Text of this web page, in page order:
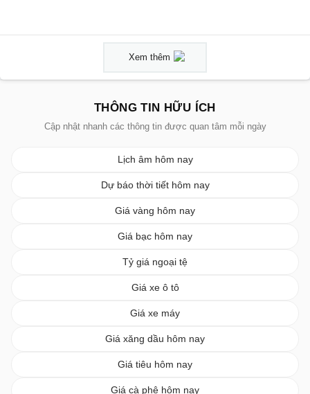
Xem thêm
THÔNG TIN HỮU ÍCH
Cập nhật nhanh các thông tin được quan tâm mỗi ngày
Lịch âm hôm nay
Dự báo thời tiết hôm nay
Giá vàng hôm nay
Giá bạc hôm nay
Tỷ giá ngoại tệ
Giá xe ô tô
Giá xe máy
Giá xăng dầu hôm nay
Giá tiêu hôm nay
Giá cà phê hôm nay